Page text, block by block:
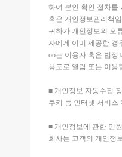
하여 본인 확인 절차를
혹은 개인정보관리책
귀하가 개인정보의 오
자에게 이미 제공한 경
oo는 이용자 혹은 법정
용도로 열람 또는 이용
■ 개인정보 자동수집
쿠키 등 인터넷 서비스
■ 개인정보에 관한 민
회사는 고객의 개인정